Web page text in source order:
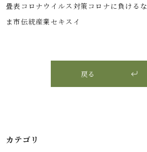
畳表 コロナウイルス対策 コロナに負けるな
ま市伝統産業セキスイ
戻る
カテゴリ